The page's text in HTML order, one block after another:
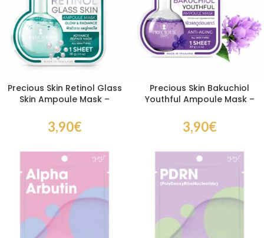
Precious Skin Retinol Glass
Skin Ampoule Mask –
Éclat & Effet Glass Skin
3,90€
Precious Skin Bakuchiol
Youthful Ampoule Mask –
Anti-Âge & Éclat
3,90€